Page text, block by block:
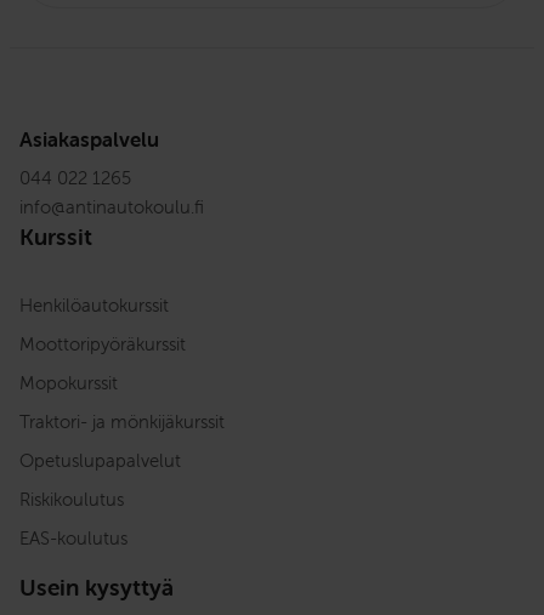
Asiakaspalvelu
044 022 1265
info@antinautokoulu.fi
Kurssit
Henkilöautokurssit
Moottoripyöräkurssit
Mopokurssit
Traktori- ja mönkijäkurssit
Opetuslupapalvelut
Riskikoulutus
EAS-koulutus
Usein kysyttyä